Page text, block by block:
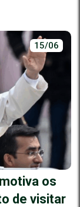
15/06
os
de visitar